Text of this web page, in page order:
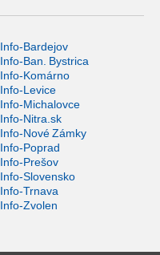
Info-Bardejov
Info-Ban. Bystrica
Info-Komárno
Info-Levice
Info-Michalovce
Info-Nitra.sk
Info-Nové Zámky
Info-Poprad
Info-Prešov
Info-Slovensko
Info-Trnava
Info-Zvolen